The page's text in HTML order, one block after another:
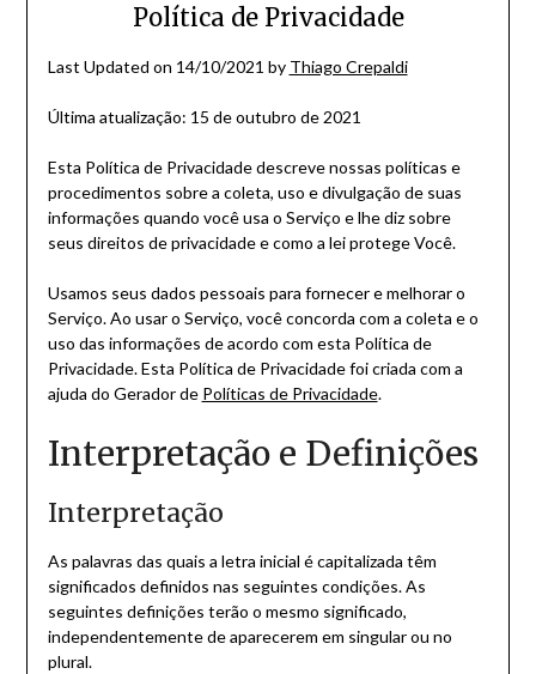
Política de Privacidade
Last Updated on 14/10/2021 by Thiago Crepaldi
Última atualização: 15 de outubro de 2021
Esta Política de Privacidade descreve nossas políticas e
procedimentos sobre a coleta, uso e divulgação de suas
informações quando você usa o Serviço e lhe diz sobre
seus direitos de privacidade e como a lei protege Você.
Usamos seus dados pessoais para fornecer e melhorar o
Serviço. Ao usar o Serviço, você concorda com a coleta e o
uso das informações de acordo com esta Política de
Privacidade. Esta Política de Privacidade foi criada com a
ajuda do Gerador de Políticas de Privacidade.
Interpretação e Definições
Interpretação
As palavras das quais a letra inicial é capitalizada têm
significados definidos nas seguintes condições. As
seguintes definições terão o mesmo significado,
independentemente de aparecerem em singular ou no
plural.